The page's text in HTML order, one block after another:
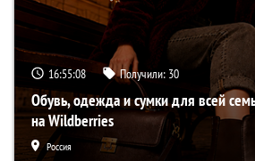
16:55:07 Получили: 30
Обувь, одежда и сумки для всей
на Wildberries
Россия